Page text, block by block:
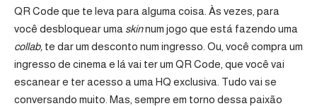
QR Code que te leva para alguma coisa. Às vezes, para
você desbloquear uma skinnum jogo que está fazendo uma
collab, te dar um desconto num ingresso. Ou, você compra um
ingresso de cinema e lá vai ter um QR Code, que você vai
escanear e ter acesso a uma HQ exclusiva. Tudo vai se
conversando muito. Mas, sempre em torno dessa paixão